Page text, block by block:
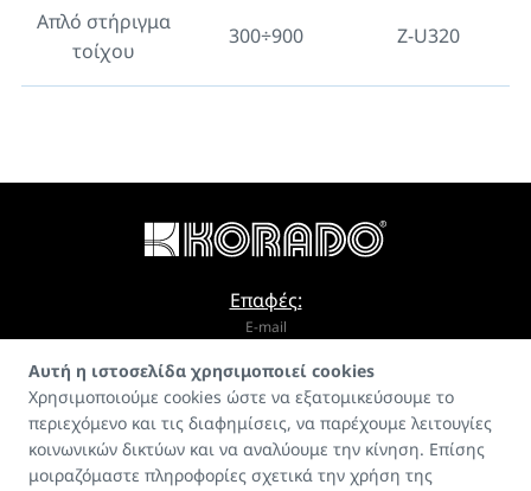
Απλό στήριγμα
τοίχου
300÷900 Z-U320
Επαφές:
E-mail
info@korado.cz
Αυτή η ιστοσελίδα χρησιμοποιεί cookies
Χρησιμοποιούμε cookies ώστε να εξατομικεύσουμε το
περιεχόμενο και τις διαφημίσεις, να παρέχουμε λειτουγίες
κοινωνικών δικτύων και να αναλύουμε την κίνηση. Επίσης
μοιραζόμαστε πληροφορίες σχετικά την χρήση της